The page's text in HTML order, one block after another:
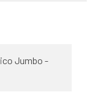
Jumbo -